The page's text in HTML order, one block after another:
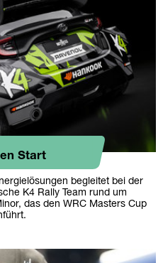
Start
begleitet bei der
K4 Rally Team rund um
das den WRC Masters Cup